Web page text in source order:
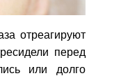
отреагируют
перед
или долго